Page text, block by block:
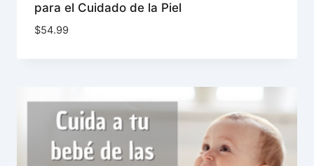
para el Cuidado de la Piel
$54.99